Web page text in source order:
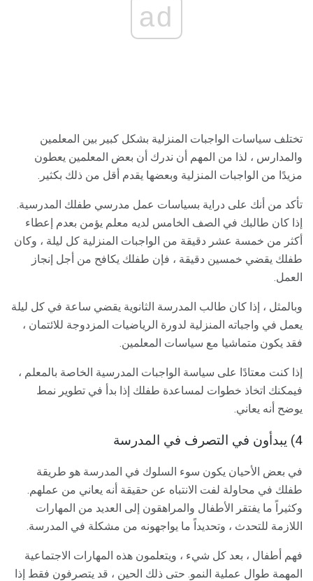
ad
تختلف سياسات الواجبات المنزلية بشكل كبير بين المعلمين
والمدارس ، لذا من المهم أن ندرك أن بعض المعلمين يعطون
مزيدًا من الواجبات المنزلية وبعضها يقدم أقل من ذلك بكثير.
تأكد من أنك على دراية بسياسات عمل مدرسي طفلك المدرسية.
إذا كان طالبك في الصف الخامس لديه معلم يؤمن بعدم إعطاء
أكثر من خمسة عشر دقيقة من الواجبات المنزلية كل ليلة ، وكان
طفلك يقضي خمسين دقيقة ، فإن طفلك يكافح من أجل إنجاز
العمل.
وبالمثل ، إذا كان طالب المدرسة الثانوية يقضي ساعة في كل ليلة
يعمل في واجباته المنزلية لدورة الرياضيات المزدوجة للائتمان ،
فقد يكون متماشيا مع سياسات المعلمين.
إذا كنت معتادًا على سياسة الواجبات المدرسية الخاصة بالمعلم ،
فيمكنك اتخاذ خطوات لمساعدة طفلك إذا بدأ في تطوير نمط
يوضح أنه يعاني.
4) يبدأون في التصرف في المدرسة
في بعض الأحيان يكون سوء السلوك في المدرسة هو طريقة
طفلك في محاولة لفت الانتباه عن حقيقة أنه يعاني من عملهم.
وكثيراً ما يفتقر الأطفال والمراهقون إلى العديد من المهارات
اللازمة للتحدث ، وتحديداً ما يواجهونه من مشكلة في المدرسة.
فهم أطفال ، بعد كل شيء ، ويتعلمون هذه المهارات الاجتماعية
المهمة طوال عملية النمو. حتى ذلك الحين ، قد يتصرفون فقط إذا